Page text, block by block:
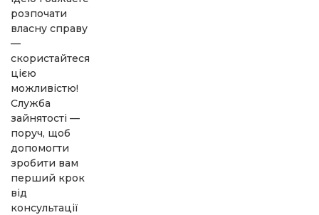
розпочати
власну справу
—
скористайтеся
цією
можливістю!
Служба
зайнятості —
поруч, щоб
допомогти
зробити вам
перший крок
від
консультації